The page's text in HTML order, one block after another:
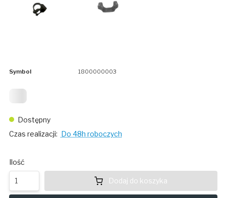
Symbol 1800000003
Dostępny
Czas realizacji: Do 48h roboczych
Ilość
Dodaj do koszyka